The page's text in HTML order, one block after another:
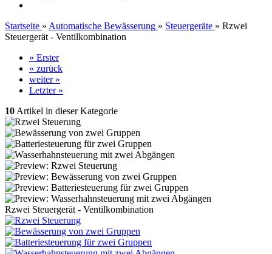
Startseite » Automatische Bewässerung » Steuergeräte » Rzwei
Steuergerät - Ventilkombination
« Erster
« zurück
weiter »
Letzter »
10 Artikel in dieser Kategorie
Rzwei Steuergerät - Ventilkombination